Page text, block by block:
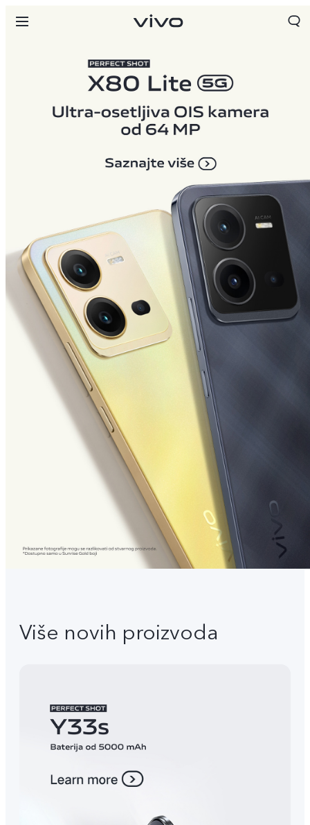
Serbia | Izaberite zemlju/region
Više novih proizvoda